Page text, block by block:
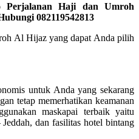
Haji dan Umroh
082119542813
Al Hijaz yang dapat Anda pilih
untuk Anda yang sekarang
tetap memerhatikan keamanan
maskapai terbaik yaitu
dan fasilitas hotel bintang